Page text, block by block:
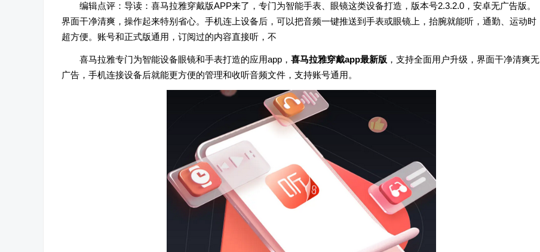
编辑点评：导读：喜马拉雅穿戴版APP来了，专门为智能手表、眼镜这类设备打造，版本号2.3.2.0，安卓无广告版。
界面干净清爽，操作起来特别省心。手机连上设备后，可以把音频一键推送到手表或眼镜上，抬腕就能听，通勤、运动时
超方便。账号和正式版通用，订阅过的内容直接听，不
喜马拉雅专门为智能设备眼镜和手表打造的应用app， 喜马拉雅穿戴app最新版 ，支持全面用户升级，界面干净清爽无
广告，手机连接设备后就能更方便的管理和收听音频文件，支持账号通用。